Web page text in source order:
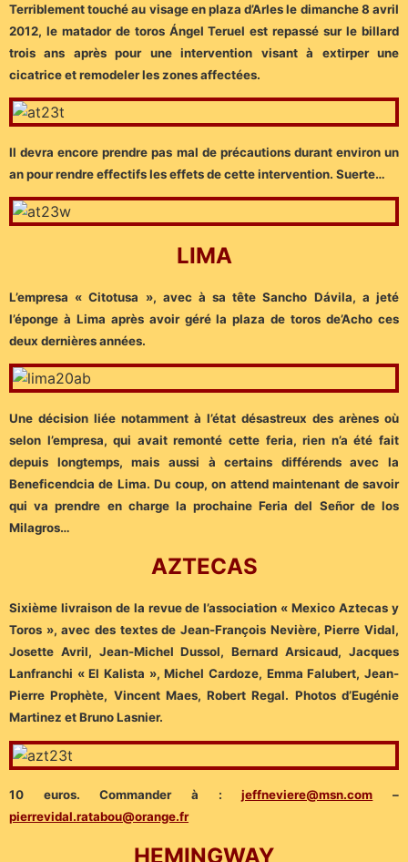
Terriblement touché au visage en plaza d’Arles le dimanche 8 avril
2012, le matador de toros Ángel Teruel est repassé sur le billard
trois ans après pour une intervention visant à extirper une
cicatrice et remodeler les zones affectées.
Il devra encore prendre pas mal de précautions durant environ un
an pour rendre effectifs les effets de cette intervention. Suerte…
LIMA
L’empresa « Citotusa », avec à sa tête Sancho Dávila, a jeté
l’éponge à Lima après avoir géré la plaza de toros de’Acho ces
deux dernières années.
Une décision liée notamment à l’état désastreux des arènes où
selon l’empresa, qui avait remonté cette feria, rien n’a été fait
depuis longtemps, mais aussi à certains différends avec la
Beneficendcia de Lima. Du coup, on attend maintenant de savoir
qui va prendre en charge la prochaine Feria del Señor de los
Milagros…
AZTECAS
Sixième livraison de la revue de l’association « Mexico Aztecas y
Toros », avec des textes de Jean-François Nevière, Pierre Vidal,
Josette Avril, Jean-Michel Dussol, Bernard Arsicaud, Jacques
Lanfranchi « El Kalista », Michel Cardoze, Emma Falubert, Jean-
Pierre Prophète, Vincent Maes, Robert Regal. Photos d’Eugénie
Martinez et Bruno Lasnier.
10 euros. Commander à :jeffneviere@msn.com –
pierrevidal.ratabou@orange.fr
HEMINGWAY